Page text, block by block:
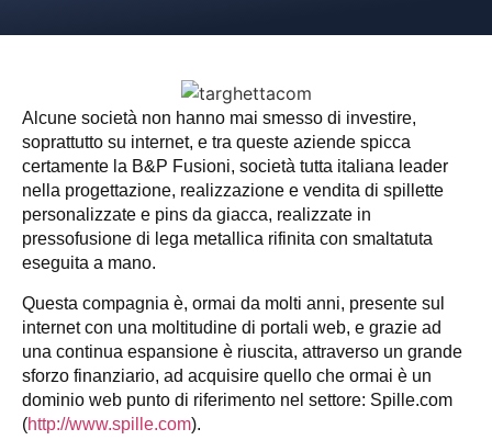
Alcune società non hanno mai smesso di investire,
soprattutto su internet, e tra queste aziende spicca
certamente la B&P Fusioni, società tutta italiana leader
nella progettazione, realizzazione e vendita di spillette
personalizzate e pins da giacca, realizzate in
pressofusione di lega metallica rifinita con smaltatuta
eseguita a mano.
Questa compagnia è, ormai da molti anni, presente sul
internet con una moltitudine di portali web, e grazie ad
una continua espansione è riuscita, attraverso un grande
sforzo finanziario, ad acquisire quello che ormai è un
dominio web punto di riferimento nel settore: Spille.com
(http://www.spille.com).